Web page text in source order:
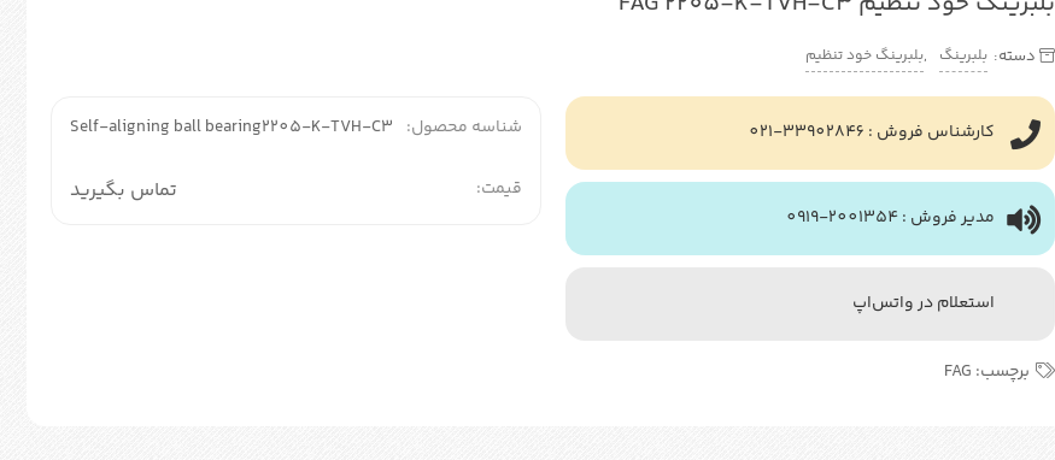
دسته: بلبرینگ ,بلبرینگ خود تنظیم
کارشناس فروش : 33902846-021
مدیر فروش : 2001354-0919
استعلام در واتس‌اپ
برچسب: FAG
شناسه محصول: Self-aligning ball bearing2205-K-TVH-C3
قیمت: تماس بگیرید